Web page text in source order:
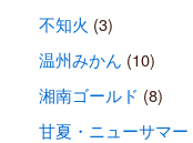
不知火 (3)
温州みかん (10)
湘南ゴールド (8)
甘夏・ニューサマー